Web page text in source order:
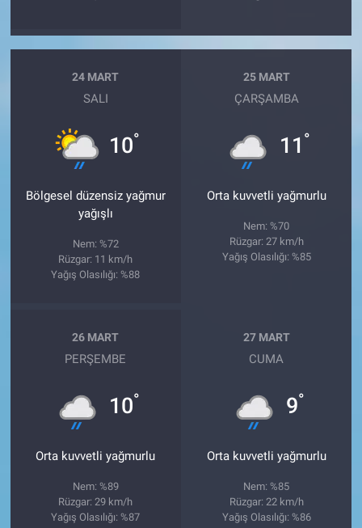
24 MART
SALI
10°
Bölgesel düzensiz yağmur
yağışlı
Nem: %72
Rüzgar: 11 km/h
Yağış Olasılığı: %88
25 MART
ÇARŞAMBA
11 °
Orta kuvvetli yağmurlu
Nem: %70
Rüzgar: 27 km/h
Yağış Olasılığı: %85
26 MART
PERŞEMBE
10°
Orta kuvvetli yağmurlu
Nem: %89
Rüzgar: 29 km/h
Yağış Olasılığı: %87
27 MART
CUMA
9°
Orta kuvvetli yağmurlu
Nem: %85
Rüzgar: 22 km/h
Yağış Olasılığı: %86